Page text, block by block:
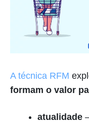
A técnica RFM
formam o valor
atualidade